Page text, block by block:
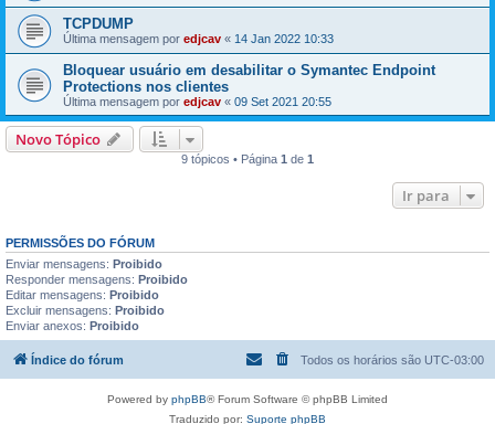
TCPDUMP
Última mensagem por edjcav « 14 Jan 2022 10:33
Bloquear usuário em desabilitar o Symantec Endpoint
Protections nos clientes
Última mensagem por edjcav « 09 Set 2021 20:55
Novo Tópico
9 tópicos • Página 1 de 1
Ir para
PERMISSÕES DO FÓRUM
Enviar mensagens: Proibido
Responder mensagens: Proibido
Editar mensagens: Proibido
Excluir mensagens: Proibido
Enviar anexos: Proibido
Índice do fórum Todos os horários são UTC-03:00
Powered by phpBB® Forum Software © phpBB Limited
Traduzido por: Suporte phpBB